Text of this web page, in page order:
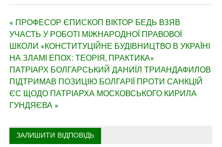
Навігація
записів
« ПРОФЕСОР ЄПИСКОП ВІКТОР БЕДЬ ВЗЯВ
УЧАСТЬ У РОБОТІ МІЖНАРОДНОЇ ПРАВОВОЇ
ШКОЛИ «КОНСТИТУЦІЙНЕ БУДІВНИЦТВО В УКРАЇНІ
НА ЗЛАМІ ЕПОХ: ТЕОРІЯ, ПРАКТИКА»
ПАТРІАРХ БОЛГАРСЬКИЙ ДАНИЇЛ ТРИАНДАФИЛОВ
ПІДТРИМАВ ПОЗИЦІЮ БОЛГАРІЇ ПРОТИ САНКЦІЙ
ЄС ЩОДО ПАТРІАРХА МОСКОВСЬКОГО КИРИЛА
ГУНДЯЄВА »
ЗАЛИШИТИ ВІДПОВІДЬ